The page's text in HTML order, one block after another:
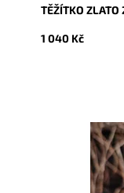
TĚŽÍTKO ZLATO
1 040 Kč
Dostupnost: